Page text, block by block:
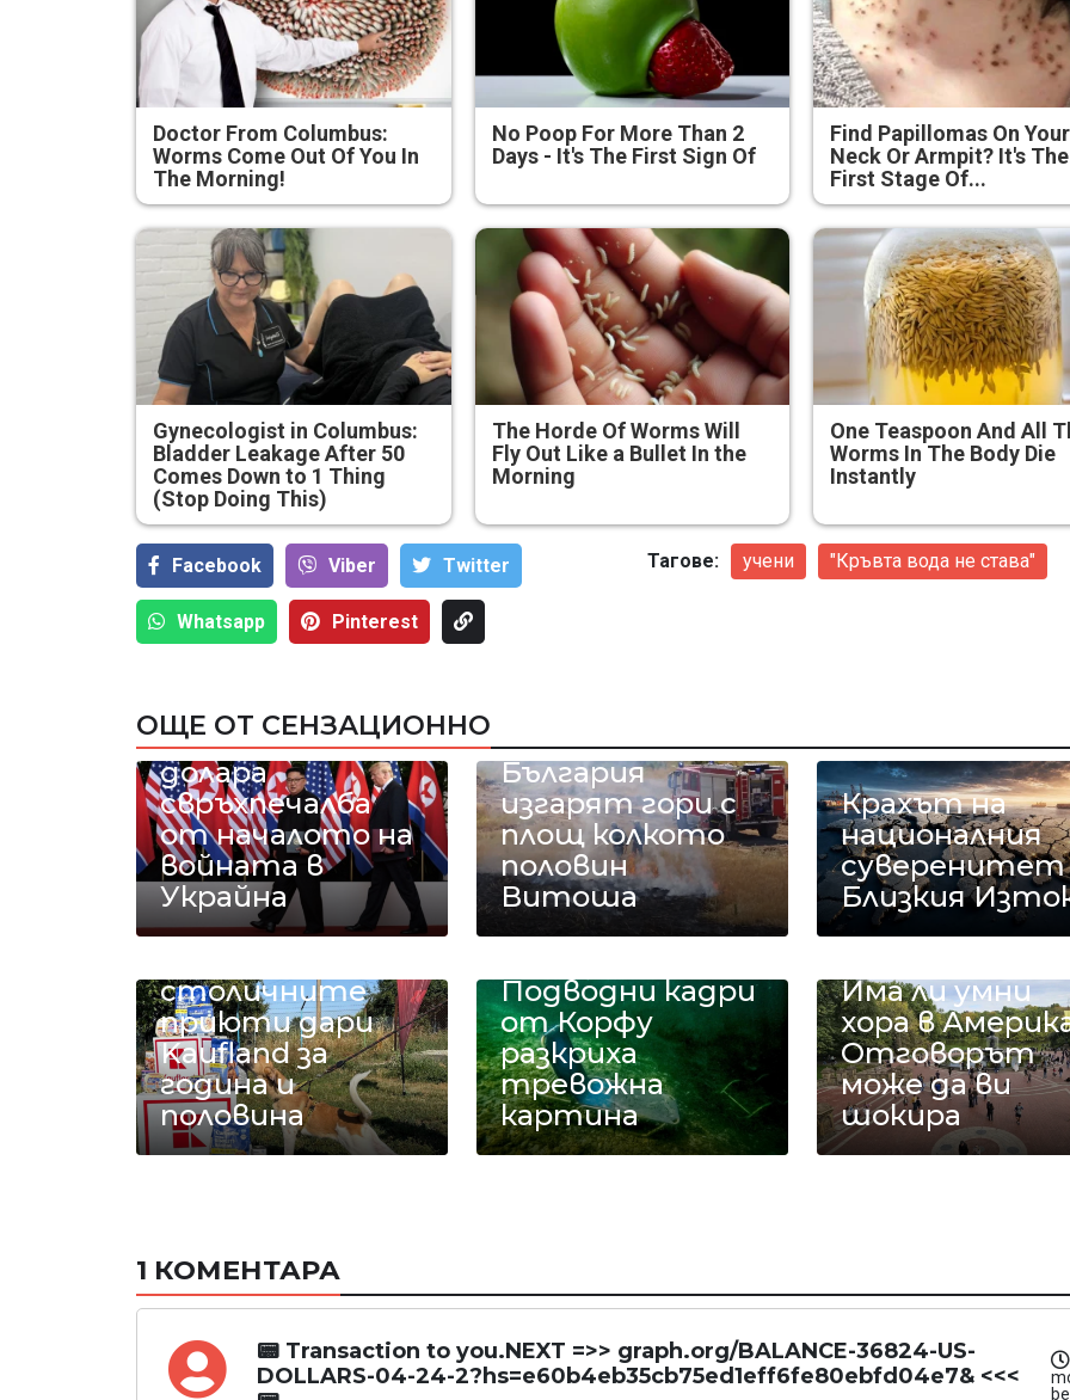
Doctor From Columbus:
Worms Come Out Of You In
The Morning!
No Poop For More Than 2
Days - It's The First Sign Of
Find Papillomas On Your
Neck Or Armpit? It's The
First Stage Of...
Gynecologist in Columbus:
Bladder Leakage After 50
Comes Down to 1 Thing
(Stop Doing This)
The Horde Of Worms Will
Fly Out Like a Bullet In the
Morning
One Teaspoon And All
Worms In The Body Die
Instantly
Facebook Viber Тwitter
Whatsapp Pinterest
Тагове: учени "Кръвта вода не става"
ОЩЕ ОТ СЕНЗАЦИОННО
получил 22
милиарда
долара
свръхпечалба
от началото на
войната в
Украйна
Всяка година в
България
изгарят гори с
площ колкото
половин
Витоша
Крахът на
националния
суверенитет
Близкия
18 тона храна за
столичните
приюти дари
Kaufland за
година и
половина
Подводни кадри
от Корфу
разкриха
тревожна
картина
Има ли умни
хора в
Отговорът
може да ви
шокира
1 КОМЕНТАРА
📟 Transaction to you.NEXT =>> graph.org/BALANCE-36824-US-
DOLLARS-04-24-2?hs=e60b4eb35cb75ed1eff6fe80ebfd04e7& <<<